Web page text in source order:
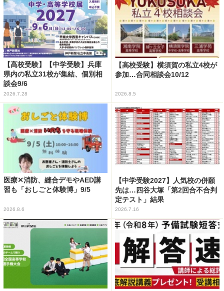
【高校受験】【中学受験】兵庫
県内の私立31校が集結、個別相
談会9/6
2026.7.28
【高校受験】横須賀の私立4校が
参加…合同相談会10/12
2026.8.5
医療✕消防、縫合デモやAED講
習も「おしごと体験博」9/5
2026.8.6
【中学受験2027】人気校の併願
先は…四谷大塚「第2回合不合判
定テスト」結果
2026.7.16